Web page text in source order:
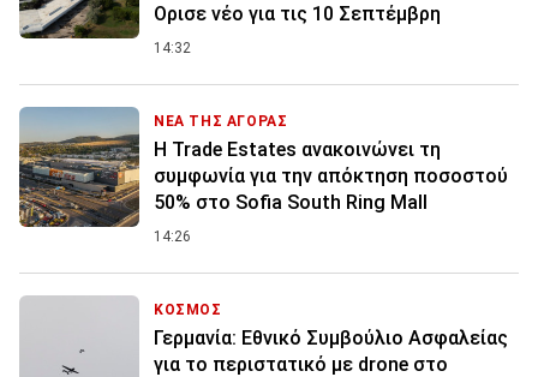
Ορισε νέο για τις 10 Σεπτέμβρη
14:32
ΝΕΑ ΤΗΣ ΑΓΟΡΑΣ
Η Trade Estates ανακοινώνει τη
συμφωνία για την απόκτηση ποσοστού
50% στο Sofia South Ring Mall
14:26
ΚΟΣΜΟΣ
Γερμανία: Εθνικό Συμβούλιο Ασφαλείας
για το περιστατικό με drone στο